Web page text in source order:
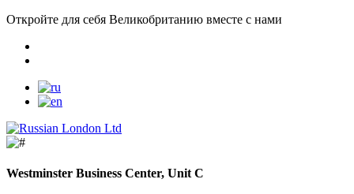
Откройте для себя Великобританию вместе с нами
Westminster Business Center, Unit C